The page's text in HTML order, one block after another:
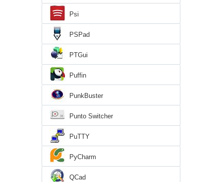
Psi
PSPad
PTGui
Puffin
PunkBuster
Punto Switcher
PuTTY
PyCharm
QCad